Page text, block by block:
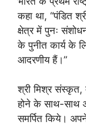
कहा था, “पंडित
क्षेत्र में पुनः
के पुनीत कार्य के
आदरणीय हैं।”
श्री मिश्र संस्कृत,
होने के साथ-साथ
समर्पित किये।